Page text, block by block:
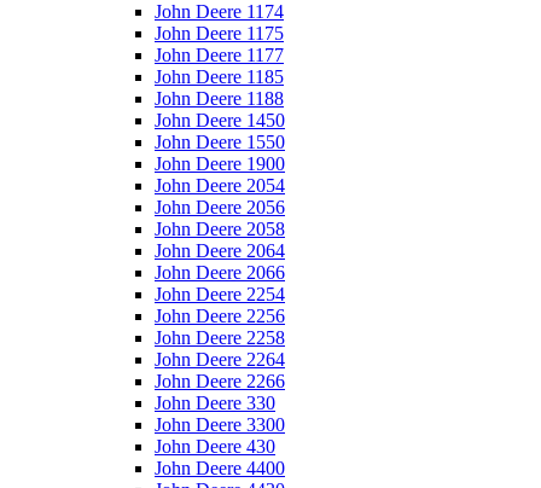
John Deere 1174
John Deere 1175
John Deere 1177
John Deere 1185
John Deere 1188
John Deere 1450
John Deere 1550
John Deere 1900
John Deere 2054
John Deere 2056
John Deere 2058
John Deere 2064
John Deere 2066
John Deere 2254
John Deere 2256
John Deere 2258
John Deere 2264
John Deere 2266
John Deere 330
John Deere 3300
John Deere 430
John Deere 4400